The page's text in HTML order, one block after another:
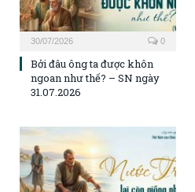
30/07/2026 0
Bởi đâu ông ta được khôn
ngoan như thế? – SN ngày
31.07.2026